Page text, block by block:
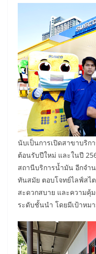
นับเป็นการเปิดสาขาบริก
ต้อนรับปีใหม่ และในปี
สถานีบริการน้ำมัน อีกจำ
ทันสมัย ตอบโจทย์ไลฟ์สไ
สะดวกสบาย และความคุ้
ระดับชั้นนำ โดยมีเป้าหม